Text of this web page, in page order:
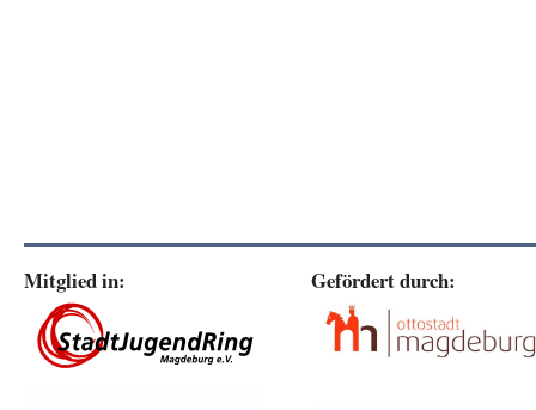
Mitglied in: Gefördert durch: